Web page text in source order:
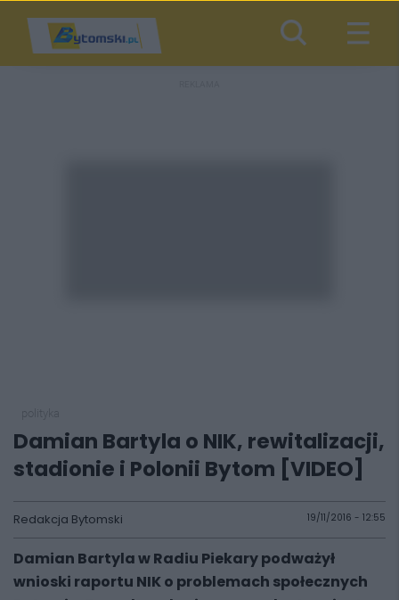
Damian Bartyla o NIK, rewitalizacji,
stadionie i Polonii Bytom [VIDEO]
Redakcja Bytomski 19/11/2016 - 12:55
Damian Bartyla w Radiu Piekary podważył
wnioski raportu NIK o problemach społecznych